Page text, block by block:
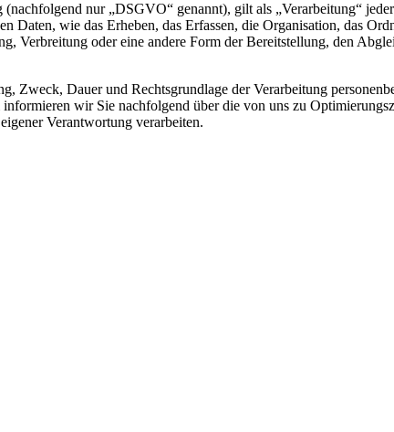
nur „DSGVO“ genannt), gilt als „Verarbeitung“
Daten, wie das Erheben, das Erfassen, die Organisation, das
Verbreitung oder eine andere Form der Bereitstellung, den
Zweck, Dauer und Rechtsgrundlage der Verarbeitung
wir Sie nachfolgend über die von uns zu
Verantwortung verarbeiten.